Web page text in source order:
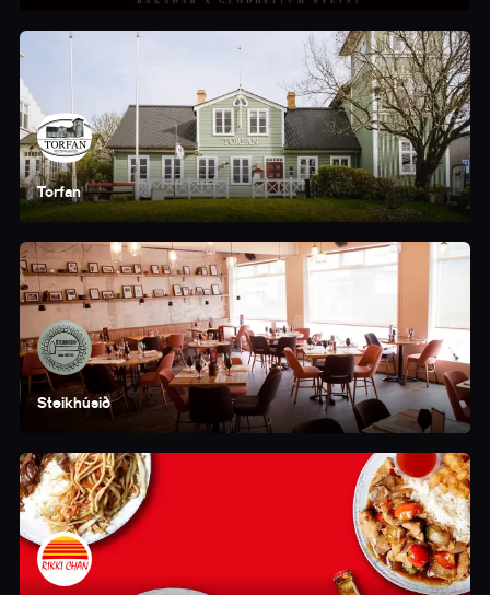
Torfan
Steikhúsið